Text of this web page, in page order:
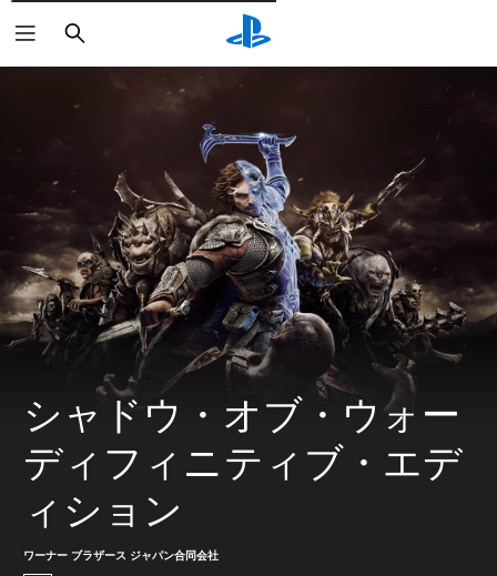
検
索
シャドウ・オブ・ウォー
ディフィニティブ・エデ
ィション
ワーナー ブラザース ジャパン合同会社